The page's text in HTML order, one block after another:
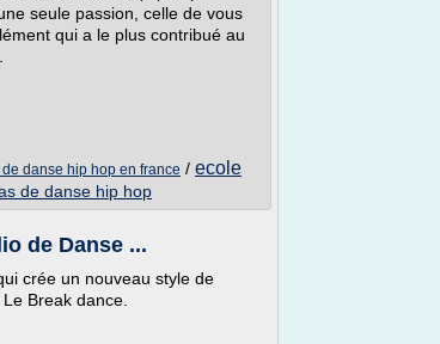
seule passion, celle de vous
qui a le plus contribué au
danse hip hop en france / ecole
de danse hip hop
de Danse ...
crée un nouveau style de
Break dance.